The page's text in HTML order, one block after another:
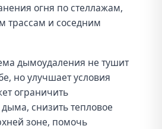
огня по стеллажам,
трассам и соседним
дымоудаления не тушит
но улучшает условия
ограничить
снизить тепловое
зоне, помочь